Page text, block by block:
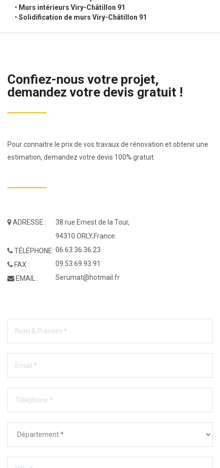
• Murs intérieurs Viry-Châtillon 91
• Solidification de murs Viry-Châtillon 91
Confiez-nous votre projet,
demandez votre devis gratuit !
Pour connaitre le prix de vos travaux de rénovation et obtenir une
estimation, demandez votre devis 100% gratuit.
ADRESSE :
TÉLÉPHONE:
FAX :
EMAIL :
38 rue Ernest de la Tour,
94310 ORLY,France.
06.63.36.36.23
09.53.69.93.91
Serumat@hotmail.fr